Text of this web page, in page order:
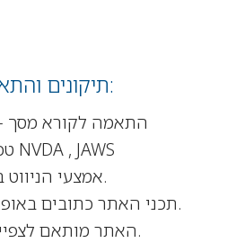
תיקונים והתאמות שבוצעו באתר:
התאמה לקורא
טכנולוגיות מסייעות כגון NVDA , JAWS
אמצעי הניווט באתר פשוטים וברורים.
תכני האתר כתובים באופן ברור, מסודר והיררכי.
האתר מותאם לצפייה בדפדפנים מודרניים.